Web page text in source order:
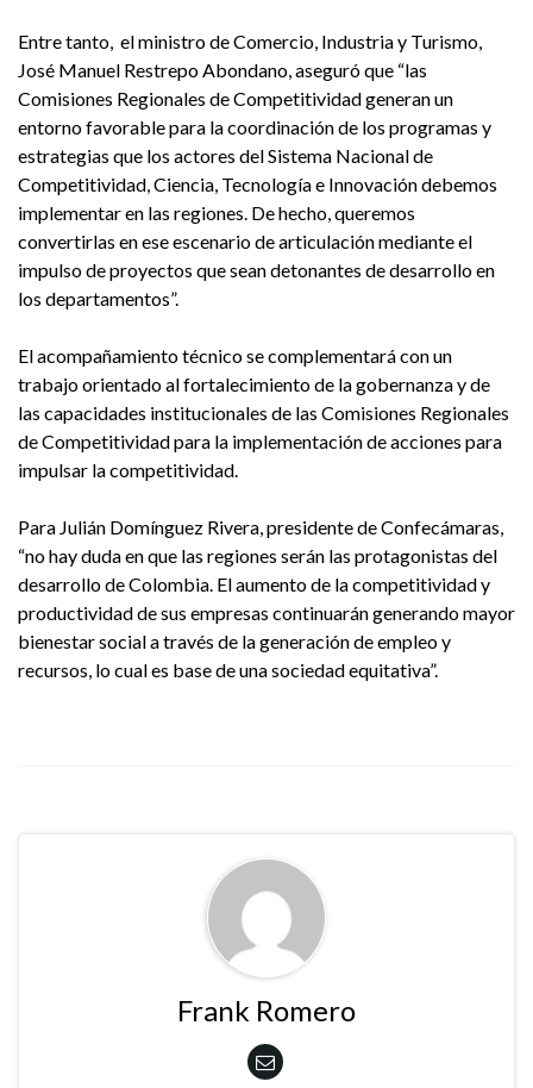
Entre tanto, el ministro de Comercio, Industria y Turismo,
José Manuel Restrepo Abondano, aseguró que “las
Comisiones Regionales de Competitividad generan un
entorno favorable para la coordinación de los programas y
estrategias que los actores del Sistema Nacional de
Competitividad, Ciencia, Tecnología e Innovación debemos
implementar en las regiones. De hecho, queremos
convertirlas en ese escenario de articulación mediante el
impulso de proyectos que sean detonantes de desarrollo en
los departamentos”.
El acompañamiento técnico se complementará con un
trabajo orientado al fortalecimiento de la gobernanza y de
las capacidades institucionales de las Comisiones Regionales
de Competitividad para la implementación de acciones para
impulsar la competitividad.
Para Julián Domínguez Rivera, presidente de Confecámaras,
“no hay duda en que las regiones serán las protagonistas del
desarrollo de Colombia. El aumento de la competitividad y
productividad de sus empresas continuarán generando mayor
bienestar social a través de la generación de empleo y
recursos, lo cual es base de una sociedad equitativa”.
Frank Romero